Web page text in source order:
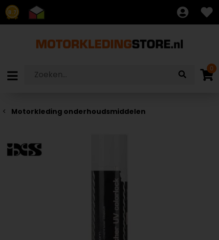
8.7
0
Motorkleding onderhoudsmiddelen